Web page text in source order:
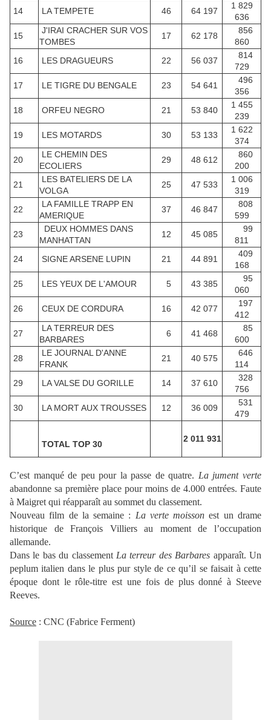
14
LA TEMPETE 46 64 197
1 829
636
15
J'IRAI CRACHER SUR VOS
TOMBES
17 62 178
856
860
16
LES DRAGUEURS 22 56 037
814
729
17
LE TIGRE DU BENGALE 23 54 641
496
356
18
ORFEU NEGRO 21 53 840
1 455
239
19
LES MOTARDS 30 53 133
1 622
374
20
LE CHEMIN DES
ECOLIERS
29 48 612
860
200
21
LES BATELIERS DE LA
VOLGA
25 47 533
1 006
319
22
LA FAMILLE TRAPP EN
AMERIQUE
37 46 847
808
599
23
DEUX HOMMES DANS
MANHATTAN
12 45 085
99
811
24
SIGNE ARSENE LUPIN 21 44 891
409
168
25
LES YEUX DE L'AMOUR 5 43 385
95
060
26
CEUX DE CORDURA 16 42 077
197
412
27
LA TERREUR DES
BARBARES
6 41 468
85
600
28
LE JOURNAL D'ANNE
FRANK
21 40 575
646
114
29
LA VALSE DU GORILLE 14 37 610
328
756
30
LA MORT AUX TROUSSES 12 36 009
531
479
TOTAL TOP 30
2 011 931
C’est manqué de peu pour la passe de quatre. La jument verte
abandonne sa première place pour moins de 4.000 entrées. Faute
à Maigret qui réapparaît au sommet du classement.
Nouveau film de la semaine : La verte moisson est un drame
historique de François Villiers au moment de l’occupation
allemande.
Dans le bas du classement La terreur des Barbares apparaît. Un
peplum italien dans le plus pur style de ce qu’il se faisait à cette
époque dont le rôle-titre est une fois de plus donné à Steeve
Reeves.
Source : CNC (Fabrice Ferment)